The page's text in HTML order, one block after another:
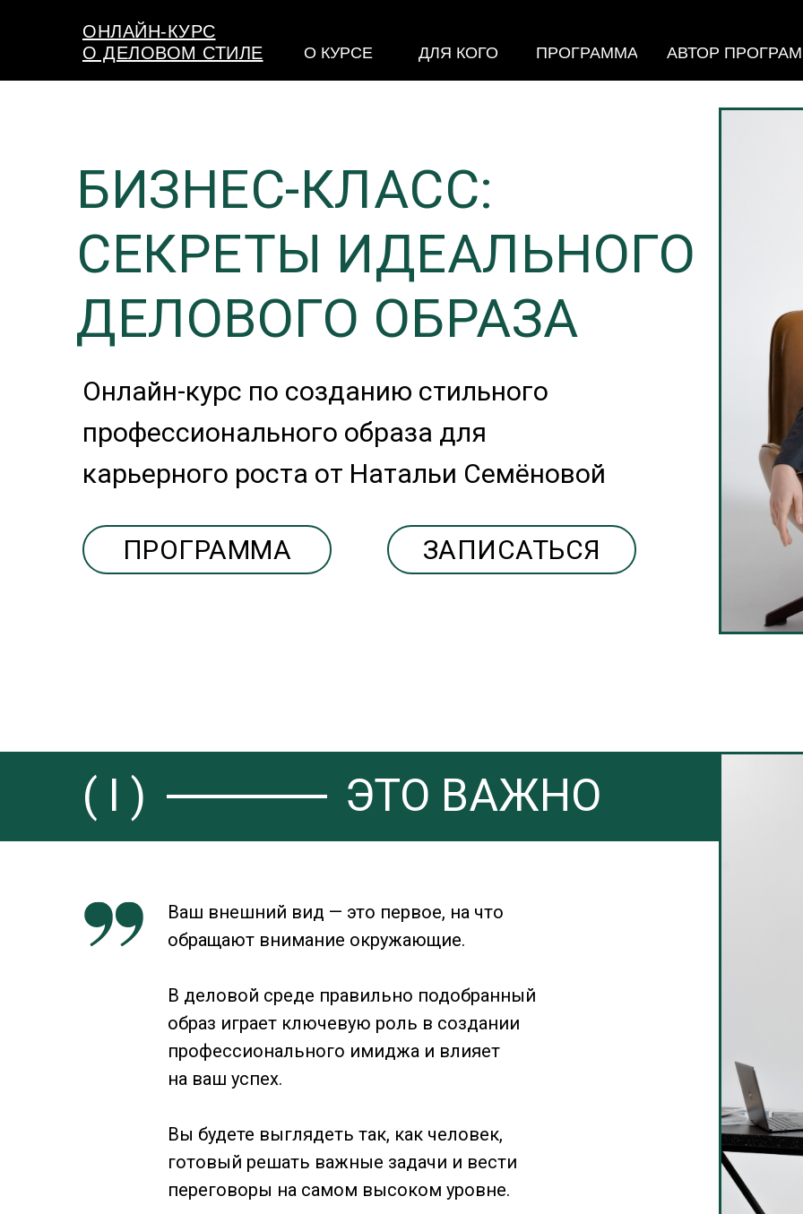
ОНЛАЙН-КУРС
О ДЕЛОВОМ СТИЛЕ
О КУРСЕ ДЛЯ КОГО ПРОГРАММА АВТОР
Онлайн-курс по созданию стильного
профессионального образа для
карьерного роста от Натальи Семёновой
БИЗНЕС-КЛАСС:
СЕКРЕТЫ ИДЕАЛЬНОГО
ДЕЛОВОГО ОБРАЗА
ПРОГРАММА ЗАПИСАТЬСЯ
( I ) ЭТО ВАЖНО
Ваш внешний вид — это первое, на что
обращают внимание окружающие.
В деловой среде правильно подобранный
образ играет ключевую роль в создании
профессионального имиджа и влияет
на ваш успех.
Вы будете выглядеть так, как человек,
готовый решать важные задачи и вести
переговоры на самом высоком уровне.